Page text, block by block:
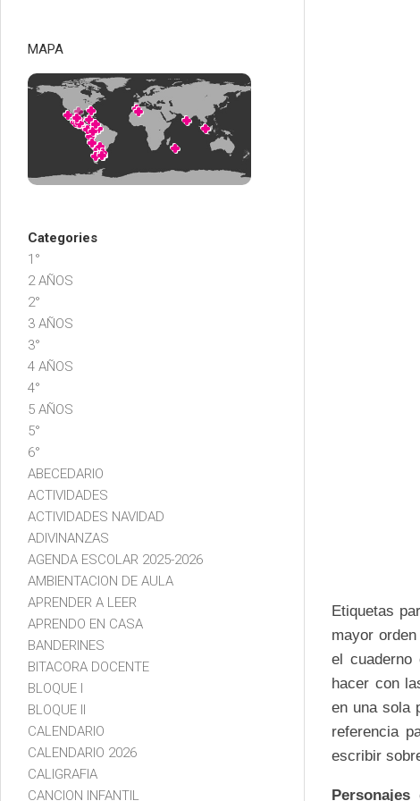
Etiquetas
mayor
el cuaderno
hacer con
en una sola
referencia
escribir
Personajes
MAPA
Categories
1°
2 AÑOS
2°
3 AÑOS
3°
4 AÑOS
4°
5 AÑOS
5°
6°
ABECEDARIO
ACTIVIDADES
ACTIVIDADES NAVIDAD
ADIVINANZAS
AGENDA ESCOLAR 2025-2026
AMBIENTACION DE AULA
APRENDER A LEER
APRENDO EN CASA
BANDERINES
BITACORA DOCENTE
BLOQUE I
BLOQUE II
CALENDARIO
CALENDARIO 2026
CALIGRAFIA
CANCION INFANTIL